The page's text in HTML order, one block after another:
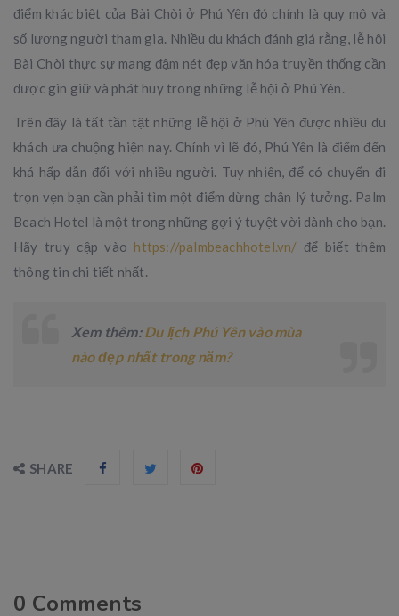
điểm khác biệt của Bài Chòi ở Phú Yên đó chính là quy mô và
số lượng người tham gia. Nhiều du khách đánh giá rằng, lễ hội
Bài Chòi thực sự mang đậm nét đẹp văn hóa truyền thống cần
được gìn giữ và phát huy trong những lễ hội ở Phú Yên.
Trên đây là tất tần tật những lễ hội ở Phú Yên được nhiều du
khách ưa chuộng hiện nay. Chính vì lẽ đó, Phú Yên là điểm đến
khá hấp dẫn đối với nhiều người. Tuy nhiên, để có chuyến đi
trọn vẹn bạn cần phải tìm một điểm dừng chân lý tưởng. Palm
Beach Hotel là một trong những gợi ý tuyệt vời dành cho bạn.
Hãy truy cập vào https://palmbeachhotel.vn/ để biết thêm
thông tin chi tiết nhất.
Xem thêm: Du lịch Phú Yên vào mùa
nào đẹp nhất trong năm?
SHARE
0 Comments